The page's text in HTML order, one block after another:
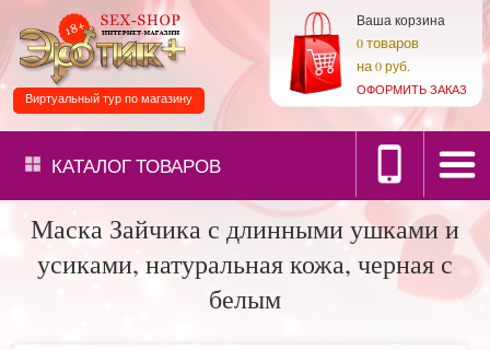
Ваша корзина
0товаров
на0 руб.
ОФОРМИТЬ ЗАКАЗ
Виртуальный тур по магазину
КАТАЛОГТОВАРОВ
Маска Зайчика с длинными ушками и
усиками, натуральная кожа, черная с
белым